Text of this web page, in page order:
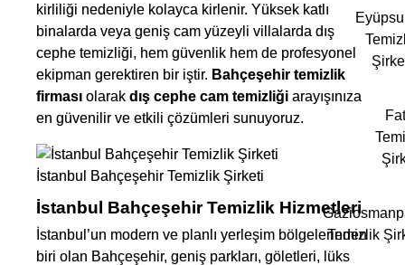
kirliliği nedeniyle kolayca kirlenir. Yüksek katlı
binalarda veya geniş cam yüzeyli villalarda dış
cephe temizliği, hem güvenlik hem de profesyonel
ekipman gerektiren bir iştir. Bahçeşehir temizlik
firması olarak dış cephe cam temizliği arayışınıza
en güvenilir ve etkili çözümleri sunuyoruz.
İstanbul Bahçeşehir Temizlik Şirketi
İstanbul Bahçeşehir Temizlik Hizmetleri
İstanbul’un modern ve planlı yerleşim bölgelerinden
biri olan Bahçeşehir, geniş parkları, göletleri, lüks
Temizlik